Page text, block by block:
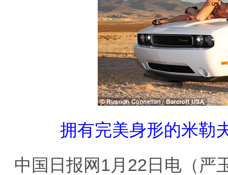
拥有完美身形的米勒
中国日报网1月22日电（严